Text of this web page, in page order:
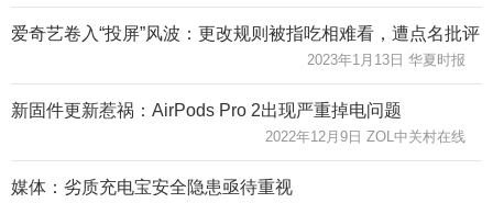
爱奇艺卷入“投屏”风波：更改规则被指吃相难看，遭点名批评
2023年1月13日 华夏时报
新固件更新惹祸：AirPods Pro 2出现严重掉电问题
2022年12月9日 ZOL中关村在线
媒体：劣质充电宝安全隐患亟待重视